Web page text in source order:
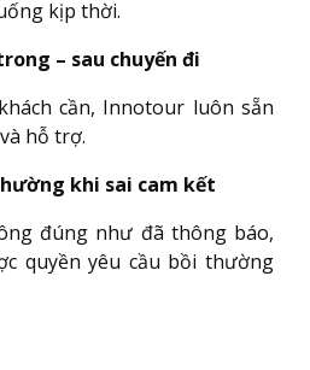
kịp thời.
– sau chuyến đi
cần, Innotour luôn sẵn
hỗ trợ.
khi sai cam kết
đúng như đã thông báo,
quyền yêu cầu bồi thường